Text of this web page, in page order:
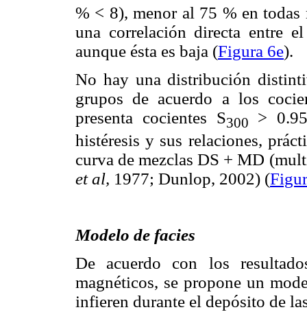
% < 8), menor al 75 % en
una correlación directa entre
aunque ésta es baja (Figura 6e).
No hay una distribución
grupos de acuerdo a los
presenta cocientes S300
>
histéresis y sus relaciones,
curva de mezclas DS + MD
et al, 1977; Dunlop, 2002) (
Modelo de facies
De acuerdo con los
magnéticos, se propone un
infieren durante el depósito de